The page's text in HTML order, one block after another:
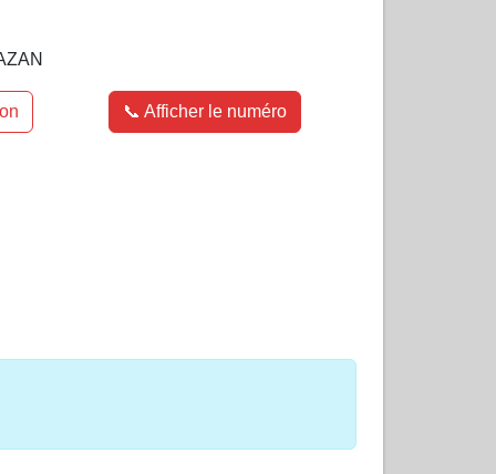
📞 Afficher le numéro